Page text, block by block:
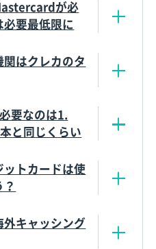
が必
要最低限に
はクレカのタ
要なのは1.
と同じくらい
トカードは使
キャッシング